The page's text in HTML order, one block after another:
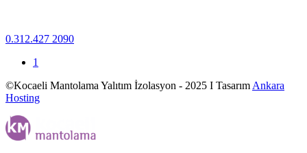
0.312.427 2090
1
©Kocaeli Mantolama Yalıtım İzolasyon - 2025 I TasarımAnkara
Hosting